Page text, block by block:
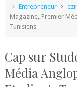
Entrepreneur
Magazine, Premier
Tunisiens
Cap sur
Média